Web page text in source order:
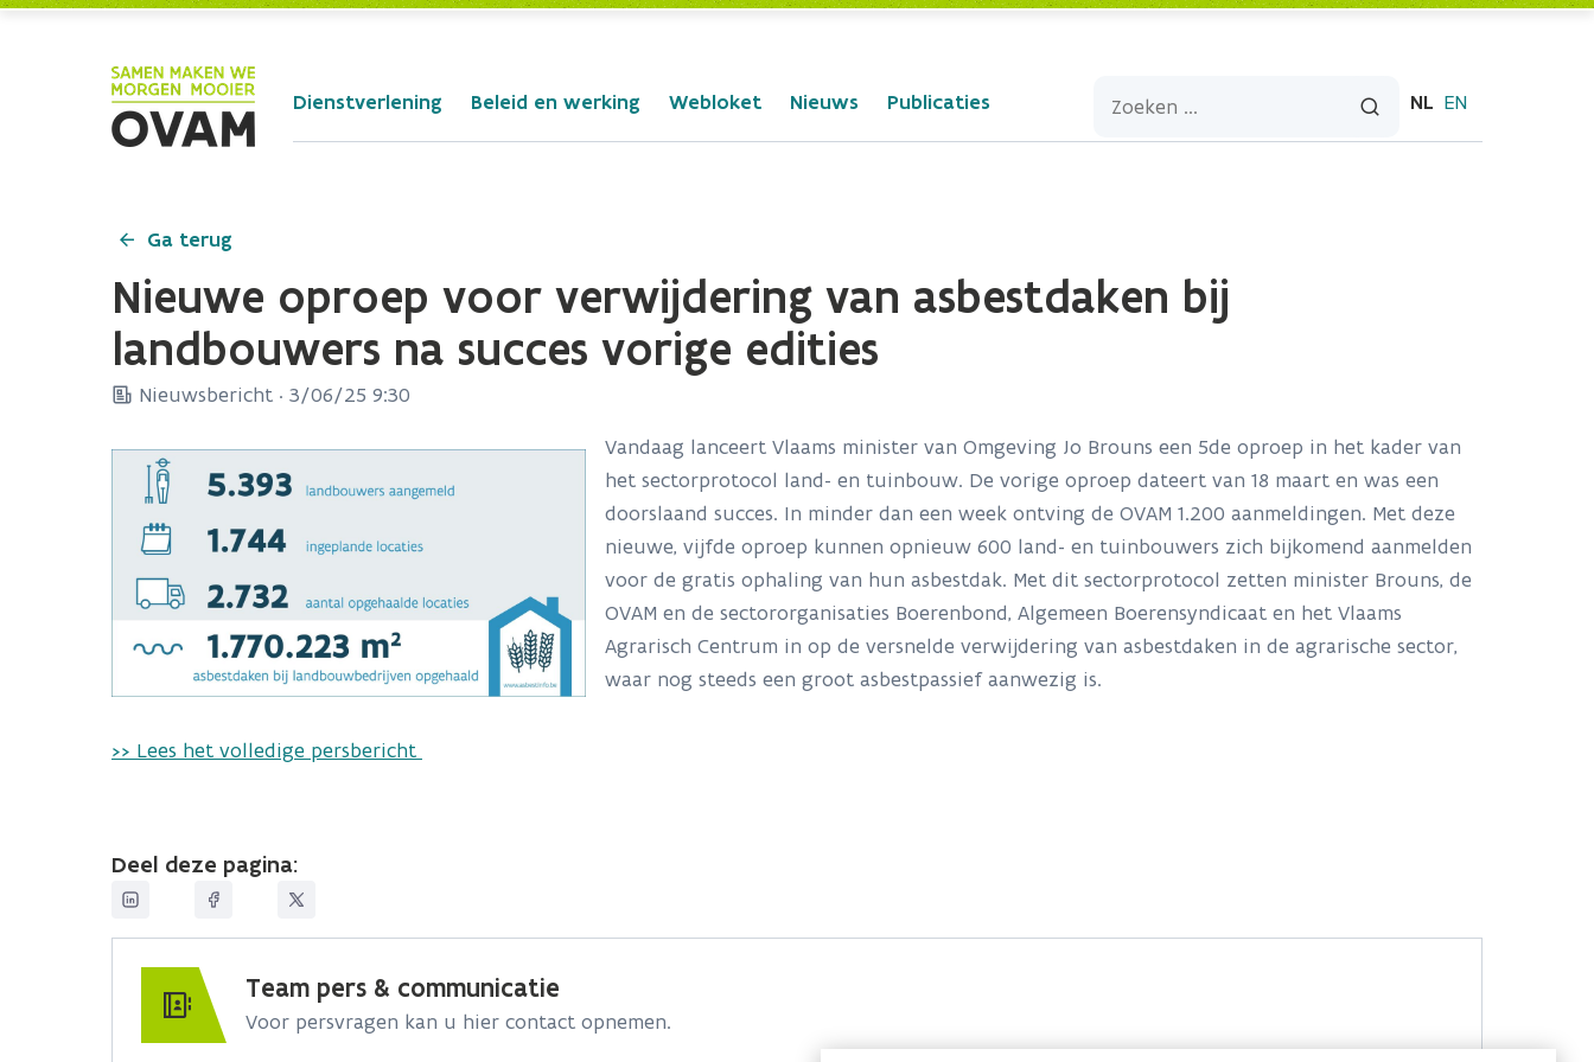
Dienstverlening Beleid en werking Webloket Nieuws Publicaties NL EN
Ga terug
Nieuwe oproep voor verwijdering van asbestdaken bij
landbouwers na succes vorige edities
Nieuwsbericht · 3/06/25 9:30
Vandaag lanceert Vlaams minister van Omgeving Jo Brouns een 5de oproep in het kader van
het sectorprotocol land- en tuinbouw. De vorige oproep dateert van 18 maart en was een
doorslaand succes. In minder dan een week ontving de OVAM 1.200 aanmeldingen. Met deze
nieuwe, vijfde oproep kunnen opnieuw 600 land- en tuinbouwers zich bijkomend aanmelden
voor de gratis ophaling van hun asbestdak. Met dit sectorprotocol zetten minister Brouns, de
OVAM en de sectororganisaties Boerenbond, Algemeen Boerensyndicaat en het Vlaams
Agrarisch Centrum in op de versnelde verwijdering van asbestdaken in de agrarische sector,
waar nog steeds een groot asbestpassief aanwezig is.
>> Lees het volledige persbericht
Deel deze pagina:
Team pers & communicatie
Voor persvragen kan u hier contact opnemen.